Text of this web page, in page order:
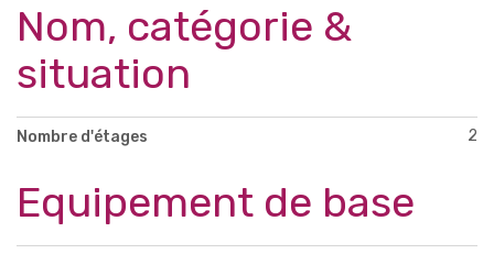
Nom, catégorie &
situation
Nombre d'étages 2
Equipement de base